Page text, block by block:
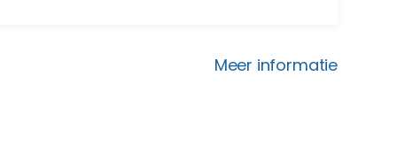
Meer informatie